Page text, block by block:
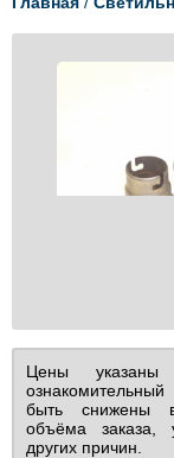
Цены
быть снижены
объёма заказа,
других причин.